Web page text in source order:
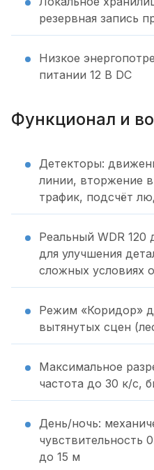
резервная запись
Низкое
питании 12 В DC
Функционал и
Детекторы:
линии, вторжение
трафик, подсчёт
Реальный WDR 120
для улучшения
сложных условиях
Режим «Коридор»
вытянутых сцен
Максимальное
частота до 30 к/с,
День/ночь:
чувствительность
до 15 м